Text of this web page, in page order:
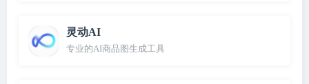
灵动AI
专业的AI商品图生成工具